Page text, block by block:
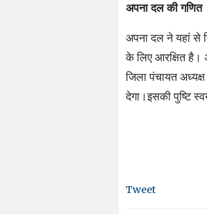
अपना दल की गणित
अपना दल ने यहां से
के लिए आरक्षित है।
जिला पंचायत
देगा।इसकी पुष्टि
Tweet